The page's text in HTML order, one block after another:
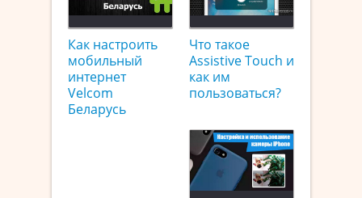
Как настроить
мобильный
интернет
Velcom
Беларусь
Что такое
Assistive Touch и
как им
пользоваться?